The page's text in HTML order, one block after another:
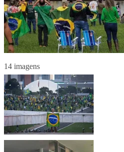
14 imagens